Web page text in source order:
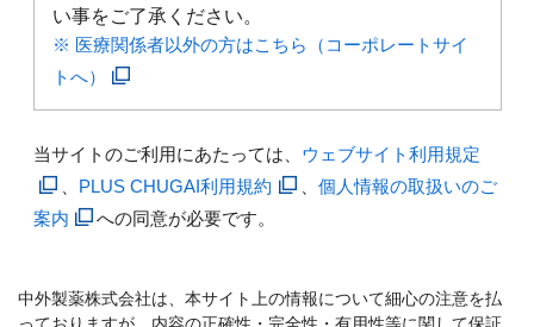
い事をご了承ください。
※ 医療関係者以外の方はこちら（コーポレートサイ
トへ）
当サイトのご利用にあたっては、 ウェブサイト利用規定
PLUS CHUGAI利用規約
個人情報の取扱いのご
案内
への同意が必要です。
中外製薬株式会社は、本サイト上の情報について細心の注意を払
っておりますが、内容の正確性・完全性・有用性等に関して保証